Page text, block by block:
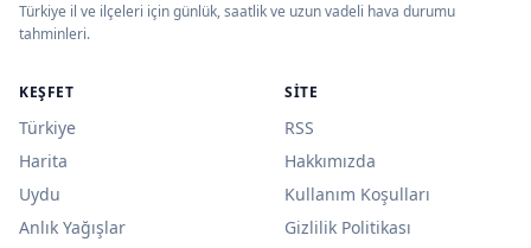
Türkiye il ve ilçeleri için günlük, saatlik ve uzun vadeli hava durumu
tahminleri.
KEŞFET
Türkiye
Harita
Uydu
Anlık Yağışlar
SITE
RSS
Hakkımızda
Kullanım Koşulları
Gizlilik Politikası